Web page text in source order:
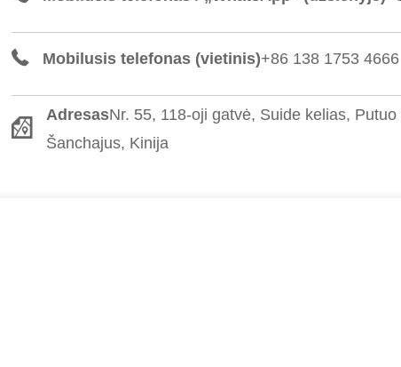
Mobilusis telefonas (vietinis)+86 138 1753 4666
AdresasNr. 55, 118-oji gatvė, Suide kelias,
Šanchajus, Kinija